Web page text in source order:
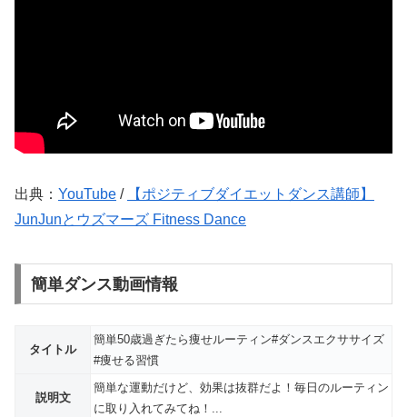
出典： YouTube /
【ポジティブダイエットダンス講師】
JunJunとウズマーズ Fitness Dance
簡単ダンス動画情報
タイトル
簡単50歳過ぎたら痩せルーティン#ダンスエクササイズ
#痩せる習慣
説明文
簡単な運動だけど、効果は抜群だよ！毎日のルーティン
に取り入れてみてね！...